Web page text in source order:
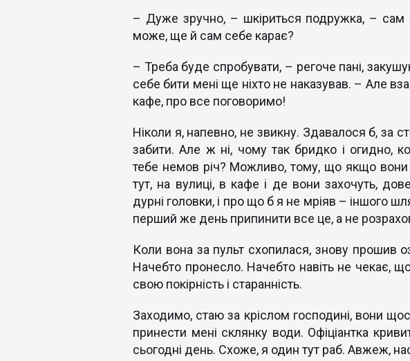
– Дуже зручно, – шкіриться подружка, – сам
може, ще й сам себе карає?
– Треба буде спробувати, – регоче пані,
себе бити мені ще ніхто не наказував. – Але
кафе, про все поговоримо!
Ніколи я, напевно, не звикну. Здавалося б, за
забити. Але ж ні, чому так бридко і огидно,
тебе немов річ? Можливо, тому, що якщо вони
тут, на вулиці, в кафе і де вони захочуть,
дурні головки, і про що б я не мріяв – іншого
перший же день припинити все це, а не
Коли вона за пульт схопилася, знову прошив
Начебто пронесло. Начебто навіть не чекає,
свою покірність і старанність.
Заходимо, стаю за кріслом господині, вони
принести мені склянку води. Офіціантка
сьогодні день. Схоже, я один тут раб. Авжеж,